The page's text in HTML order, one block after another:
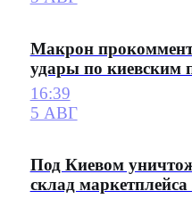
Макрон
удары по киевским
16:39
5 АВГ
Под Киевом
склад